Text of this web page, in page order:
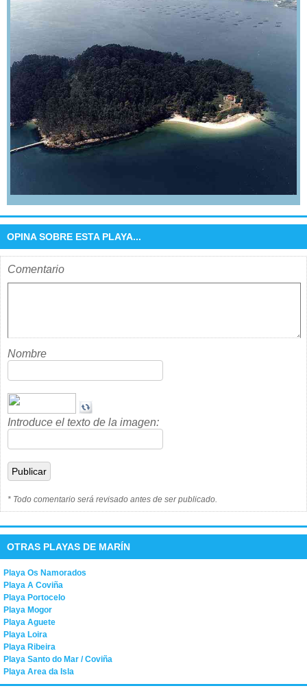
OPINA SOBRE ESTA PLAYA...
Comentario
Nombre
Introduce el texto de la imagen:
* Todo comentario será revisado antes de ser publicado.
OTRAS PLAYAS DE MARÍN
Playa Os Namorados
Playa A Coviña
Playa Portocelo
Playa Mogor
Playa Aguete
Playa Loira
Playa Ribeira
Playa Santo do Mar / Coviña
Playa Area da Isla